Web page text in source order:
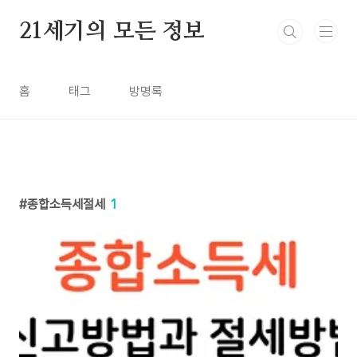
21세기의 모든 정보
홈 태그 방명록
종합소득세절세 1